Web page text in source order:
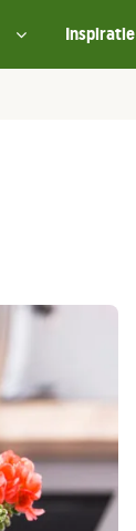
Inspiratie